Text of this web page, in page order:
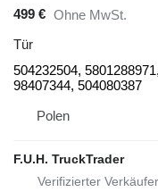
499 € Ohne MwSt.
Tür
504232504,
98407344, 504080387
Polen
F.U.H. TruckTrader